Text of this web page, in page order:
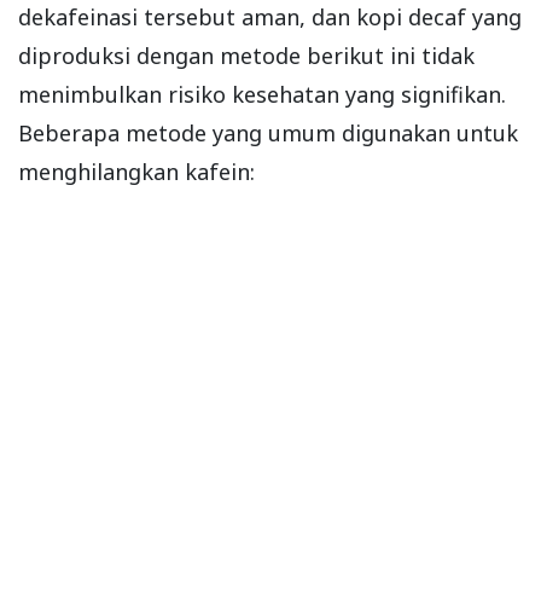
dekafeinasi tersebut aman, dan kopi decaf yang
diproduksi dengan metode berikut ini tidak
menimbulkan risiko kesehatan yang signifikan.
Beberapa metode yang umum digunakan untuk
menghilangkan kafein: